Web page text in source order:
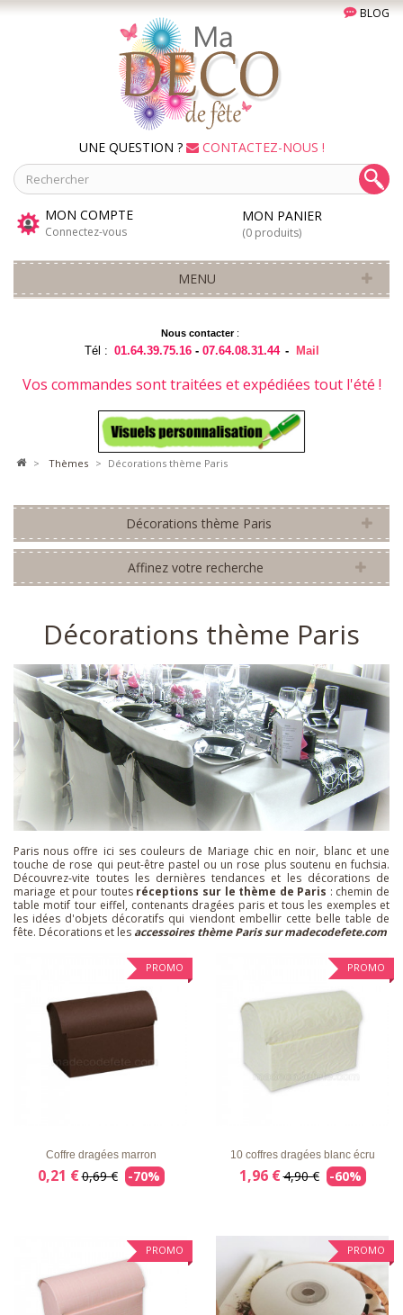
BLOG
UNE QUESTION ? CONTACTEZ-NOUS !
MON COMPTE
Connectez-vous
MON PANIER
(0 produits)
MENU
Nous contacter:
Tél : 01.64.39.75.16 -07.64.08.31.44 - Mail
Vos commandes sont traitées et expédiées tout l'été !
> thèmes > Décorations thème Paris
Décorations thème Paris
Affinez votre recherche
Décorations thème Paris
Paris nous offre ici ses couleurs de Mariage chic en noir, blanc et une
touche de rose qui peut-être pastel ou un rose plus soutenu en fuchsia.
Découvrez-vite toutes les dernières tendances et les décorations de
mariage et pour toutes réceptions sur le thème de Paris : chemin de
table motif tour eiffel, contenants dragées paris et tous les exemples et
les idées d'objets décoratifs qui viendont embellir cette belle table de
fête. Décorations et les accessoires thème Paris sur madecodefete.com
PROMO
Coffre dragées marron
0,21 €0,69 € -70%
PROMO
10 coffres dragées blanc écru
1,96 €4,90 € -60%
PROMO PROMO